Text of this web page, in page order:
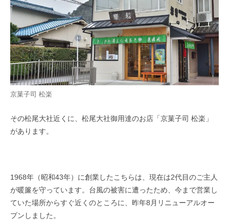
京菓子司 松楽
その松尾大社近くに、松尾大社御用達のお店「京菓子司 松楽」
があります。
1968年（昭和43年）に創業したこちらは、現在は2代目のご主人
が暖簾を守っています。台風の被害に遭ったため、今まで営業し
ていた場所からすぐ近くのところに、昨年8月リニューアルオー
プンしました。